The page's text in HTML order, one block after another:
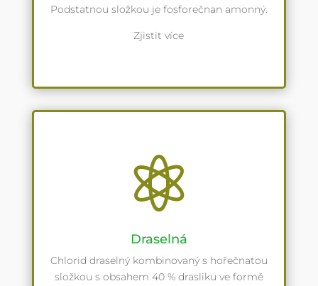
Podstatnou složkou je fosforečnan amonný.
Zjistit více

Draselná
Chlorid draselný kombinovaný s hořečnatou
složkou s obsahem 40 % drasliku ve formě